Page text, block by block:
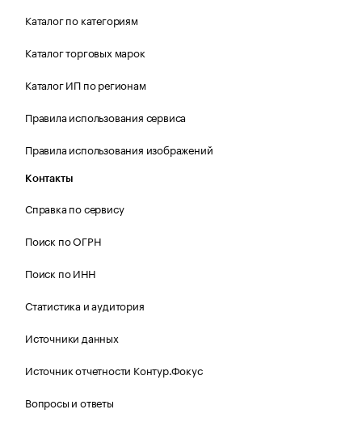
Каталог по категориям
Каталог торговых марок
Каталог ИП по регионам
Правила использования сервиса
Правила использования изображений
Контакты
Справка по сервису
Поиск по ОГРН
Поиск по ИНН
Статистика и аудитория
Источники данных
Источник отчетности Контур.Фокус
Вопросы и ответы